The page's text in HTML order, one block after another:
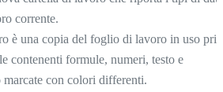
corrente.
è una copia del foglio di lavoro in uso
contenenti formule, numeri, testo e
marcate con colori differenti.